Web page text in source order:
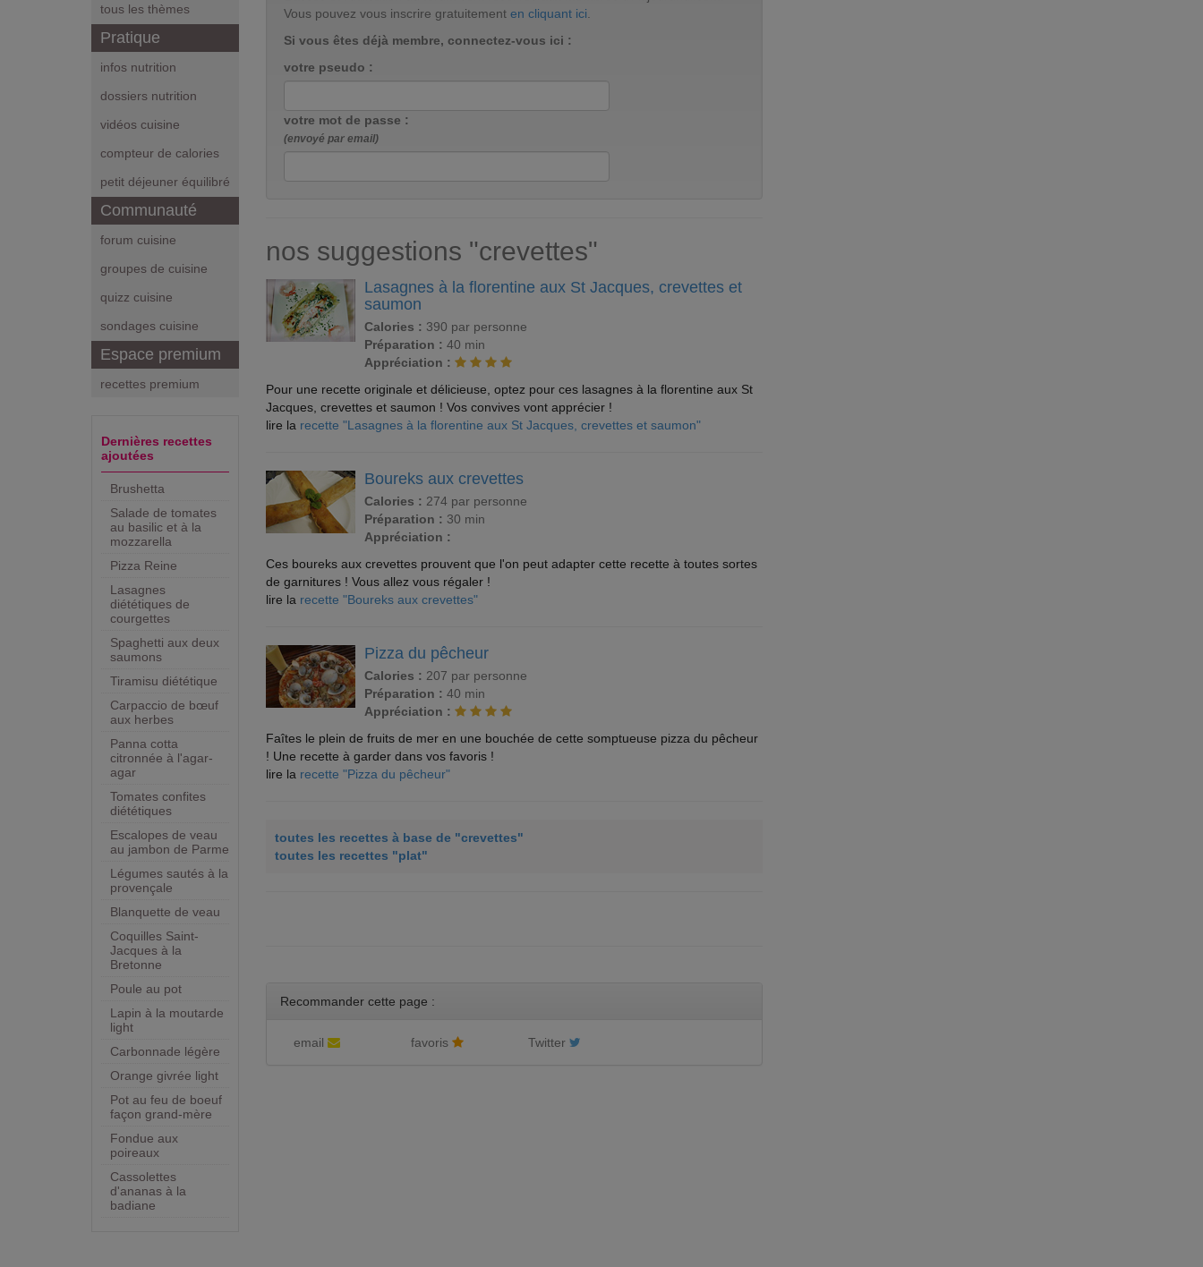
tous les thèmes
Pratique
infos nutrition
dossiers nutrition
vidéos cuisine
compteur de calories
petit déjeuner équilibré
Communauté
forum cuisine
groupes de cuisine
quizz cuisine
sondages cuisine
Espace premium
recettes premium
Dernières recettes
ajoutées
Brushetta
Salade de tomates
au basilic et à la
mozzarella
Pizza Reine
Lasagnes
diététiques de
courgettes
Spaghetti aux deux
saumons
Tiramisu diététique
Carpaccio de bœuf
aux herbes
Panna cotta
citronnée à l'agar-
agar
Tomates confites
diététiques
Escalopes de veau
au jambon de Parme
Légumes sautés à la
provençale
Blanquette de veau
Coquilles Saint-
Jacques à la
Bretonne
Poule au pot
Lapin à la moutarde
light
Carbonnade légère
Orange givrée light
Pot au feu de boeuf
façon grand-mère
Fondue aux
poireaux
Cassolettes
d'ananas à la
badiane
Vous pouvez vous inscrire gratuitement en cliquant ici
Si vous êtes déjà membre, connectez-vous ici :
votre pseudo :
votre mot de passe :
(envoyé par email)
nos suggestions "crevettes"
Lasagnes à la florentine aux St Jacques, crevettes et
saumon
Calories : 390 par personne
Préparation : 40 min
Appréciation :
Pour une recette originale et délicieuse, optez pour ces lasagnes à la florentine aux St
Jacques, crevettes et saumon ! Vos convives vont apprécier !
lire la recette "Lasagnes à la florentine aux St Jacques, crevettes et saumon"
Boureks aux crevettes
Calories : 274 par personne
Préparation : 30 min
Appréciation :
Ces boureks aux crevettes prouvent que l'on peut adapter cette recette à toutes sortes
de garnitures ! Vous allez vous régaler !
lire la recette "Boureks aux crevettes"
Pizza du pêcheur
Calories : 207 par personne
Préparation : 40 min
Appréciation :
Faîtes le plein de fruits de mer en une bouchée de cette somptueuse pizza du pêcheur
! Une recette à garder dans vos favoris !
lire la recette "Pizza du pêcheur"
toutes les recettes à base de "crevettes"
toutes les recettes "plat"
Recommander cette page :
email favoris Twitter